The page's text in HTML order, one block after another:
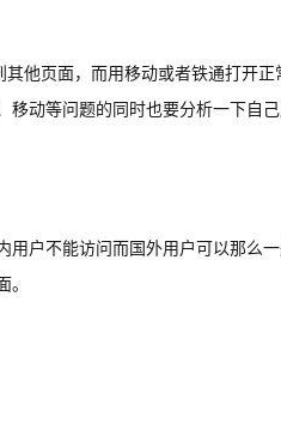
他页面，而用移动或者铁通打开
动等问题的同时也要分析一下自
户不能访问而国外用户可以那么